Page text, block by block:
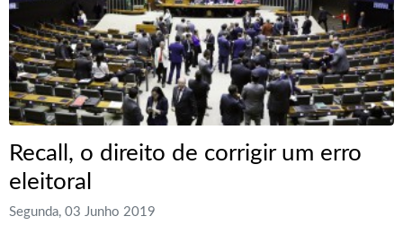
Recall, o direito de corrigir um erro
eleitoral
Segunda, 03 Junho 2019